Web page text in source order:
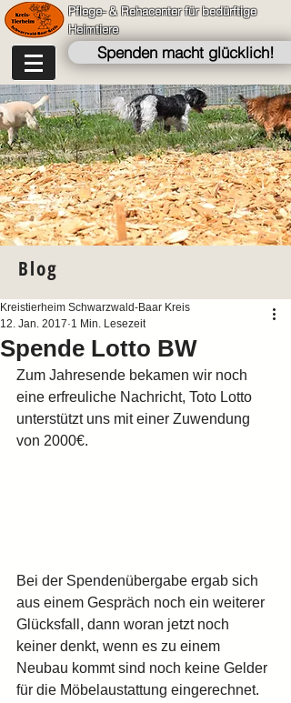
Pflege- & Rehacenter für bedürftige
Heimtiere
Spenden macht glücklich!
Blog
Spende Lotto BW
Kreistierheim Schwarzwald-Baar Kreis
12. Jan. 2017 1 Min. Lesezeit
Zum Jahresende bekamen wir noch
eine erfreuliche Nachricht, Toto Lotto
unterstützt uns mit einer Zuwendung
von 2000€.
Bei der Spendenübergabe ergab sich
aus einem Gespräch noch ein weiterer
Glücksfall, dann woran jetzt noch
keiner denkt, wenn es zu einem
Neubau kommt sind noch keine Gelder
für die Möbelaustattung eingerechnet.